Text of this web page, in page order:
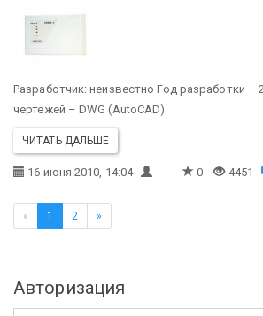
Разработчик: неизвестно Год разработки –
чертежей – DWG (AutoCAD)
ЧИТАТЬ ДАЛЬШЕ
16 июня 2010, 14:04 0 4451
« 1 2 »
Авторизация